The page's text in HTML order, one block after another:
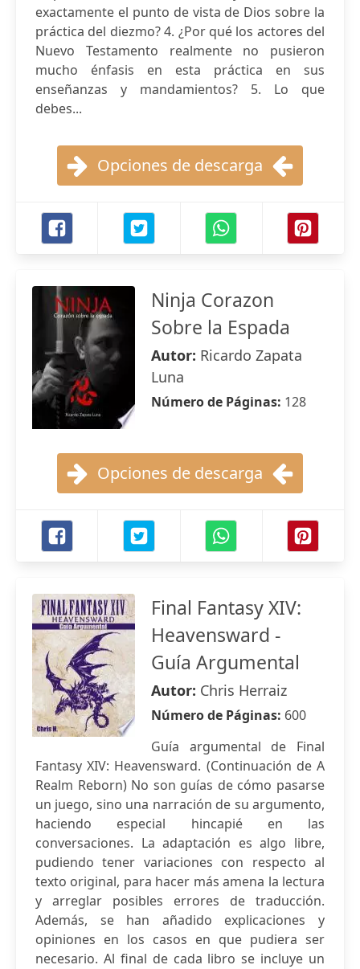
exactamente el punto de vista de Dios sobre la
práctica del diezmo? 4. ¿Por qué los actores del
Nuevo Testamento realmente no pusieron
mucho énfasis en esta práctica en sus
enseñanzas y mandamientos? 5. Lo que
debes...
Opciones de descarga
Ninja Corazon
Sobre la Espada
Autor: Ricardo Zapata
Luna
Número de Páginas: 128
Opciones de descarga
Final Fantasy XIV:
Heavensward -
Guía Argumental
Autor: Chris Herraiz
Número de Páginas: 600
Guía argumental de Final
Fantasy XIV: Heavensward. (Continuación de A
Realm Reborn) No son guías de cómo pasarse
un juego, sino una narración de su argumento,
haciendo especial hincapié en las
conversaciones. La adaptación es algo libre,
pudiendo tener variaciones con respecto al
texto original, para hacer más amena la lectura
y arreglar posibles errores de traducción.
Además, se han añadido explicaciones y
opiniones en los casos en que pudiera ser
necesario. Al final de cada libro se incluye un